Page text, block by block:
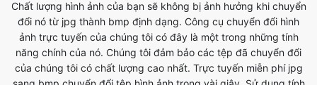
của chúng tôi có chất lượng cao nhất. Trực tuyến miễn phí jpg
sang bmp chuyển đổi tệp hình ảnh trong vài giây. Sử dụng tính
năng chuyển đổi hình ảnh jpg đến bmp miễn phí khá dễ dàng,
bạn chỉ cần tải lên tệp gốc và bạn sẽ được chuyển đổi tệp hình
ảnh định dạng bmp.